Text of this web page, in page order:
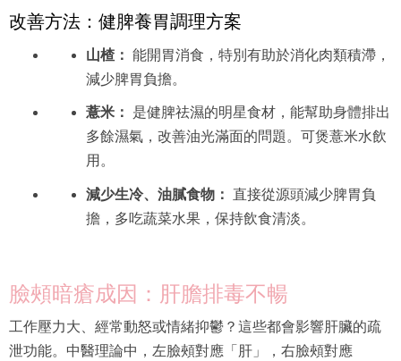
改善方法：健脾養胃調理方案
山楂： 能開胃消食，特別有助於消化肉類積滯，
減少脾胃負擔。
薏米：
是健脾祛濕的明星食材，能幫助身體排出
多餘濕氣，改善油光滿面的問題。可煲薏米水飲
用。
減少生冷、油膩食物：
直接從源頭減少脾胃負
擔，多吃蔬菜水果，保持飲食清淡。
臉頰暗瘡成因：肝膽排毒不暢
工作壓力大、經常動怒或情緒抑鬱？這些都會影響肝臟的疏
泄功能。中醫理論中，左臉頰對應「肝」，右臉頰對應